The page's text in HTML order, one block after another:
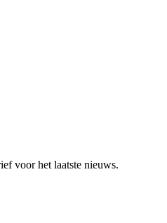
voor het laatste nieuws.